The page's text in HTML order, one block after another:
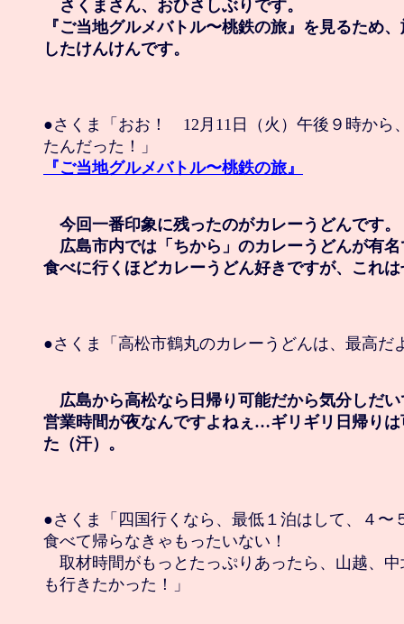
さくまさん、おひさしぶりです。
『ご当地グルメバトル〜桃鉄の旅』を見るため
したけんけんです。
●さくま「おお！　12月11日（火）午後９時から
『ご当地グルメバトル〜桃鉄の旅』
今回一番印象に残ったのがカレーうどんです。
広島市内では「ちから」のカレーうどんが有
食べに行くほどカレーうどん好きですが、これ
●さくま「高松市鶴丸のカレーうどんは、最高だ
広島から高松なら日帰り可能だから気分しだ
営業時間が夜なんですよねぇ…ギリギリ日帰り
た（汗）。
●さくま「四国行くなら、最低１泊はして、４〜
食べて帰らなきゃもったいない！
取材時間がもっとたっぷりあったら、山越、
も行きたかった！」